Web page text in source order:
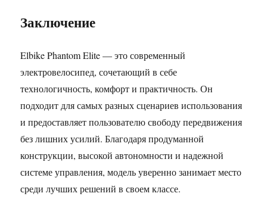
Заключение
Elbike Phantom Elite — это современный
электровелосипед, сочетающий в себе
технологичность, комфорт и практичность. Он
подходит для самых разных сценариев использования
и предоставляет пользователю свободу передвижения
без лишних усилий. Благодаря продуманной
конструкции, высокой автономности и надежной
системе управления, модель уверенно занимает место
среди лучших решений в своем классе.